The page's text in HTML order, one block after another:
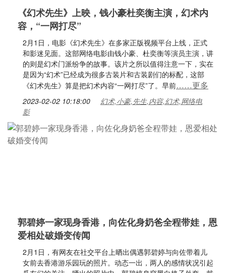
《幻术先生》上映，钱小豪杜奕衡主演，幻术内
容，“一网打尽”
2月1日，电影《幻术先生》在多家正版视频平台上线，正式
和影迷见面。这部网络电影由钱小豪、杜奕衡等演员主演，讲
的则是幻术门派纷争的故事。该片之所以值得注意一下，实在
是因为“幻术”已经成为很多古装片和古装剧们的标配，这部
《幻术先生》算是把幻术内容“一网打尽”了。早前……更多
2023-02-02 10:18:00
幻术,小豪,先生,内容,幻术,网络电
影
郭碧婷一家现身香港，向佐化身奶爸全程带娃，恩
爱相处破婚变传闻
2月1日，有网友在社交平台上晒出偶遇郭碧婷与向佐带着儿
女前去香港游乐园玩的照片。动态一出，两人的感情状况引起